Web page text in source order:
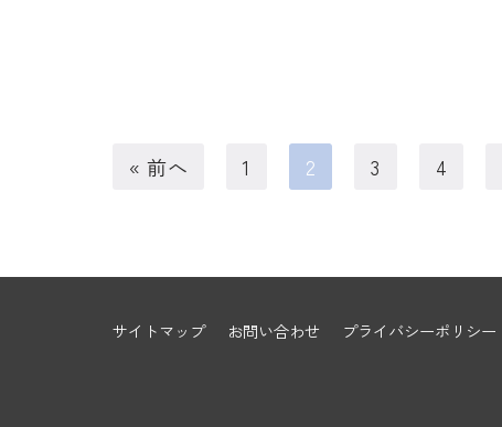
« 前へ 1 2 3 4
サイトマップ お問い合わせ プライバシーポリシー